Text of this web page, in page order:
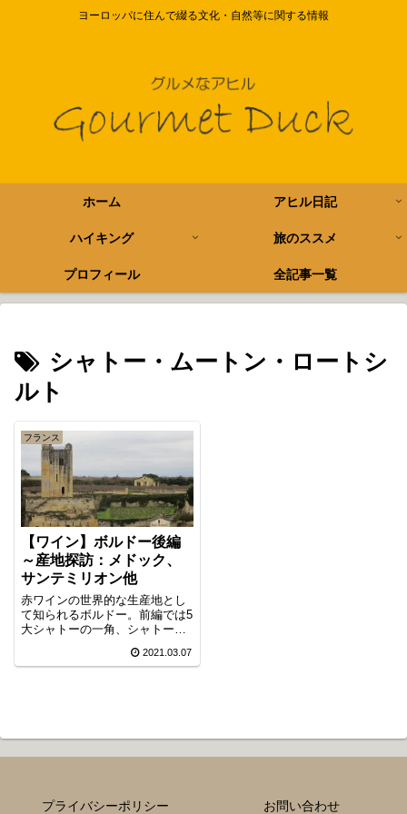
ヨーロッパに住んで綴る文化・自然等に関する情報
ホーム アヒル日記
ハイキング 旅のススメ
プロフィール 全記事一覧
シャトー・ムートン・ロートシ
ルト
フランス
【ワイン】ボルドー後編
～産地探訪：メドック、
サンテミリオン他
赤ワインの世界的な生産地とし
て知られるボルドー。前編では5
大シャトーの一角、シャトー・
ましたが、後編では5大地区のう
2021.03.07
プライバシーポリシー お問い合わせ